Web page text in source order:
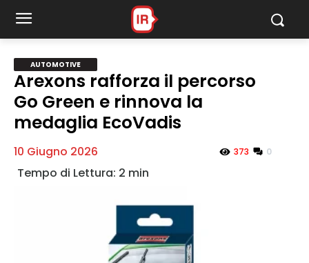
MY INFORICAMBI
Automotive
AUTOMOTIVE
Arexons rafforza il percorso
Go Green e rinnova la
medaglia EcoVadis
10 Giugno 2026 373 0